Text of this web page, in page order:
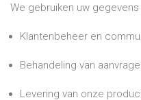
We gebruiken uw
Klantenbeheer en
Behandeling van
Levering van onze